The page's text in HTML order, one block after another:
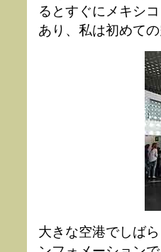
るとすぐにメキシ
あり、私は初めて
大きな空港でしば